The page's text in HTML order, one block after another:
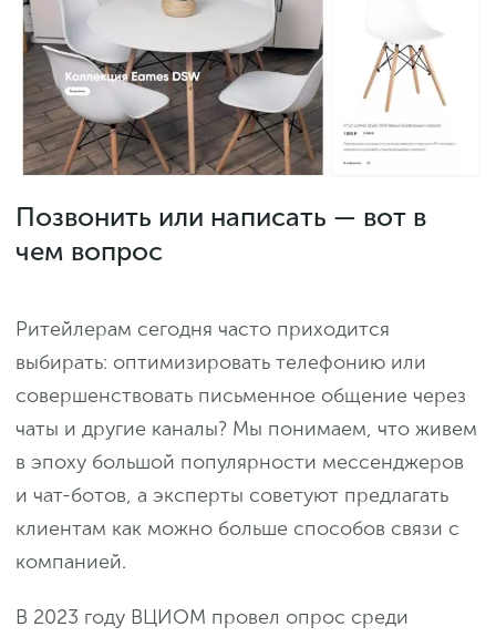
Позвонить или написать — вот в
чем вопрос
Ритейлерам сегодня часто приходится
выбирать: оптимизировать телефонию или
совершенствовать письменное общение через
чаты и другие каналы? Мы понимаем, что живем
в эпоху большой популярности мессенджеров
и чат-ботов, а эксперты советуют предлагать
клиентам как можно больше способов связи с
компанией.
В 2023 году ВЦИОМ провел опрос среди